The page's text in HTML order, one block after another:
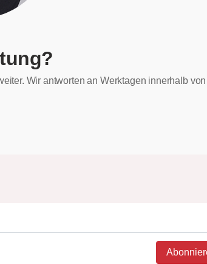
Wir antworten an Werktagen innerhalb